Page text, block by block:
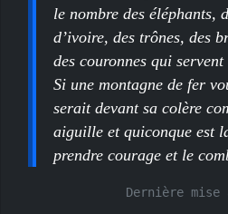
le nombre des éléphants,
d’ivoire, des trônes, des
des couronnes qui servent
Si une montagne de fer
serait devant sa colère
aiguille et quiconque est
prendre courage et le
Dernière